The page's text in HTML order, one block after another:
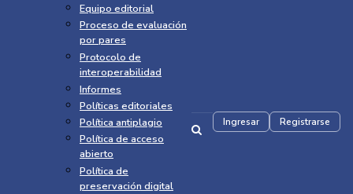
Equipo editorial
Proceso de evaluación
por pares
Protocolo de
interoperabilidad
Informes
Políticas editoriales
Política antiplagio
Política de acceso
abierto
Política de
preservación digital
Ingresar Registrarse